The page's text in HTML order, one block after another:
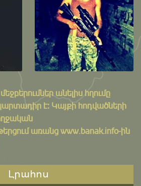
անելիս հղումը
է: Կայքի հոդվածների
առանց www.banak.info-ին
Լրահոս